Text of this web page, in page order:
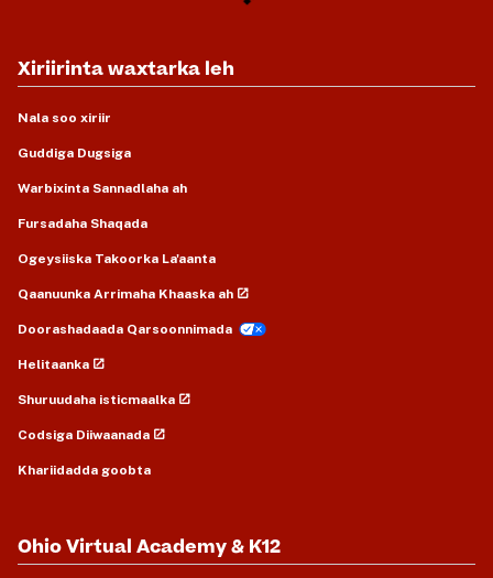
Xiriirinta waxtarka leh
Nala soo xiriir
Guddiga Dugsiga
Warbixinta Sannadlaha ah
Fursadaha Shaqada
Ogeysiiska Takoorka La'aanta
Qaanuunka Arrimaha Khaaska ah
Doorashadaada Qarsoonnimada
Helitaanka
Shuruudaha isticmaalka
Codsiga Diiwaanada
Khariidadda goobta
Ohio Virtual Academy & K12